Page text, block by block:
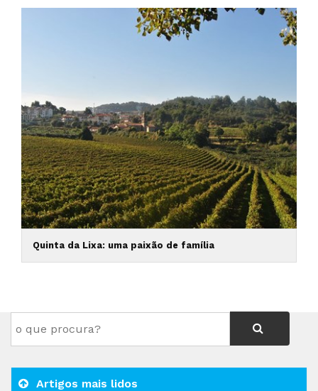
Quinta da Lixa: uma paixão de família
Artigos mais lidos